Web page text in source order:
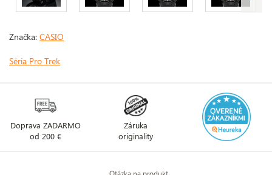
Značka: CASIO
Séria Pro Trek
Doprava ZADARMO
od 200 €
Záruka
originality